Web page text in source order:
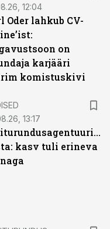
12:04
Oder lahkub CV-
on
karjääri
komistuskivi
13:17
kasv tuli erineva